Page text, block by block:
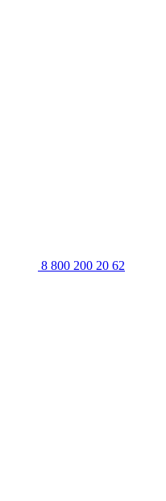
8 800 200 20 62